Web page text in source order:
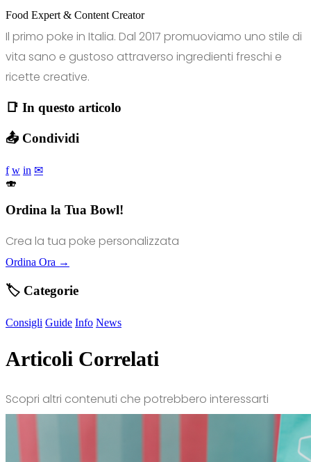
Food Expert & Content Creator
Il primo poke in Italia. Dal 2017 promuoviamo uno stile di
vita sano e gustoso attraverso ingredienti freschi e
ricette creative.
📑 In questo articolo
📤 Condividi
f w in ✉
🍣
Ordina la Tua Bowl!
Crea la tua poke personalizzata
Ordina Ora →
🏷️ Categorie
Consigli Guide Info News
Articoli Correlati
Scopri altri contenuti che potrebbero interessarti